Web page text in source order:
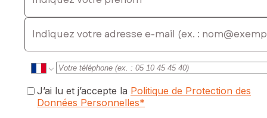
www.georisques.gouv.fr
Prix de vente : 79 500 €
Honoraires charge vendeur
Contactez votre conseiller SAFTI : Christopher GAILLON,
Tél. : 0699754573, E-mail : christopher.gaillon@safti.fr - EI -
Agent commercial immatriculé au RSAC de Rouen sous le
numéro 534 418 413
E-mail
J’ai lu et j’accepte la Politique de Protection des
Données Personnelles*